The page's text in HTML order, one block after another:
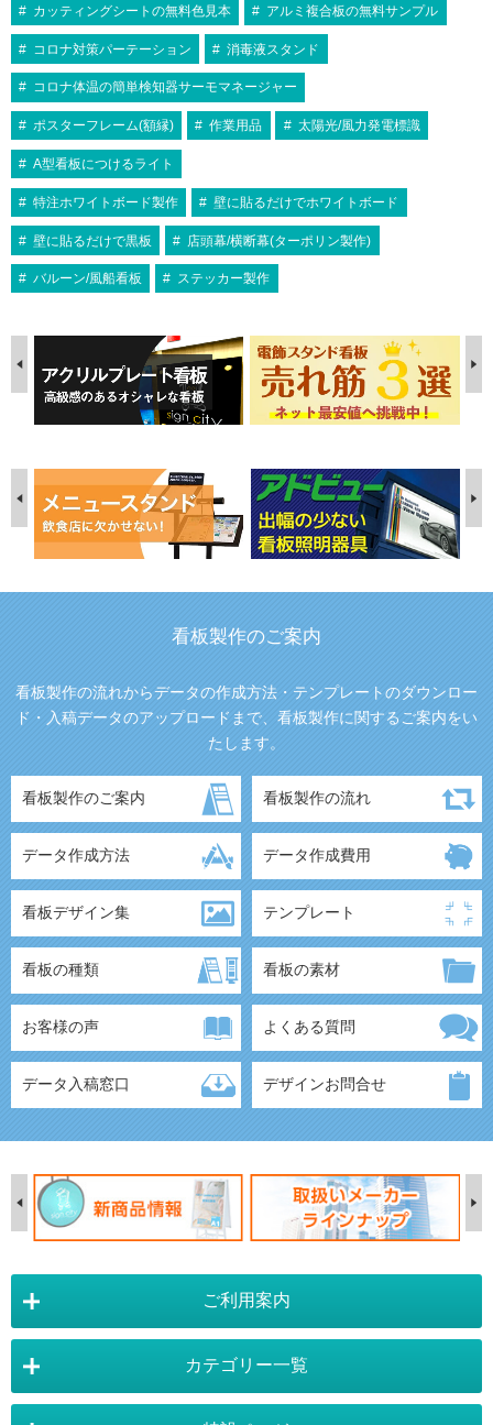
カッティングシートの無料色見本 アルミ複合板の無料サンプル
コロナ対策パーテーション 消毒液スタンド
コロナ体温の簡単検知器サーモマネージャー
ポスターフレーム(額縁) 作業用品 太陽光/風力発電標識
A型看板につけるライト
特注ホワイトボード製作 壁に貼るだけでホワイトボード
壁に貼るだけで黒板 店頭幕/横断幕(ターポリン製作)
バルーン/風船看板 ステッカー製作
看板製作のご案内
看板製作の流れからデータの作成方法・テンプレートのダウンロー
ド・入稿データのアップロードまで、看板製作に関するご案内をい
たします。
看板製作のご案内 看板製作の流れ
データ作成方法 データ作成費用
看板デザイン集 テンプレート
看板の種類 看板の素材
お客様の声 よくある質問
データ入稿窓口 デザインお問合せ
ご利用案内
店舗詳細情報 カテゴリー一覧